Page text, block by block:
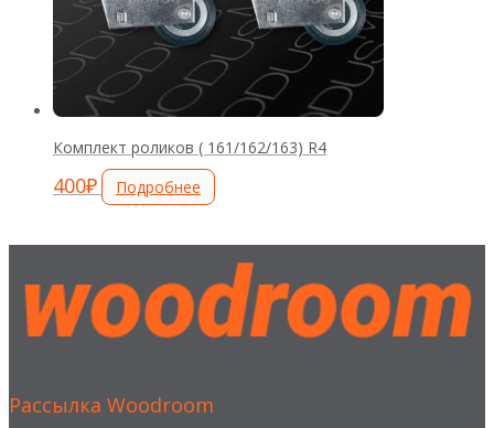
Комплект роликов ( 161/162/163) R4
400₽ Подробнее
Рассылка Woodroom